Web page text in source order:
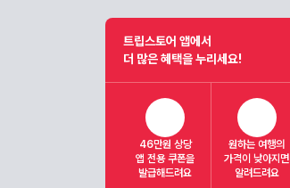
트립스토어 앱에서
더 많은 혜택을 누리세요!
46만원 상당
앱 전용 쿠폰을
발급해드려요
원하는 여행의
가격이 낮아지면
알려드려요